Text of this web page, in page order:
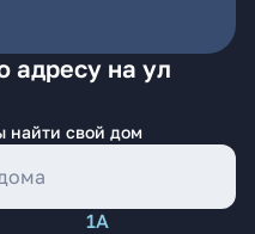
адресу на ул
найти свой дом
1А